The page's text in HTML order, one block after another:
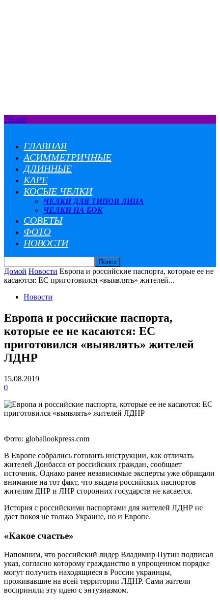
Челки
ГЛАВНАЯ
АСИММЕТРИЧНЫЕ
ДЛИННЫЕ
КАРЕ
КОСЫЕ ЧЕЛКИ
ЧЕЛКИ ДЛЯ ТИПОВ ЛИЦА
ЧЕЛКИ НА БОК
СОВЕТЫ
ФОТО
НОВОСТИ
Домой Новости Европа и российские паспорта, которые ее не
касаются: ЕС приготовился «выявлять» жителей...
Новости
Европа и российские паспорта,
которые ее не касаются: ЕС
приготовился «выявлять» жителей
ЛДНР
15.08.2019
0
Фото: globallookpress.com
В Европе собрались готовить инструкции, как отличать
жителей Донбасса от российских граждан, сообщает
источник. Однако ранее независимые эксперты уже обращали
внимание на тот факт, что выдача российских паспортов
жителям ДНР и ЛНР сторонних государств не касается.
История с российскими паспортами для жителей ЛДНР не
дает покоя не только Украине, но и Европе.
«Какое счастье»
Напомним, что российский лидер Владимир Путин подписал
указ, согласно которому гражданство в упрощенном порядке
могут получить находящиеся в России украинцы,
проживавшие на всей территории ЛДНР. Сами жители
восприняли эту идею с энтузиазмом.